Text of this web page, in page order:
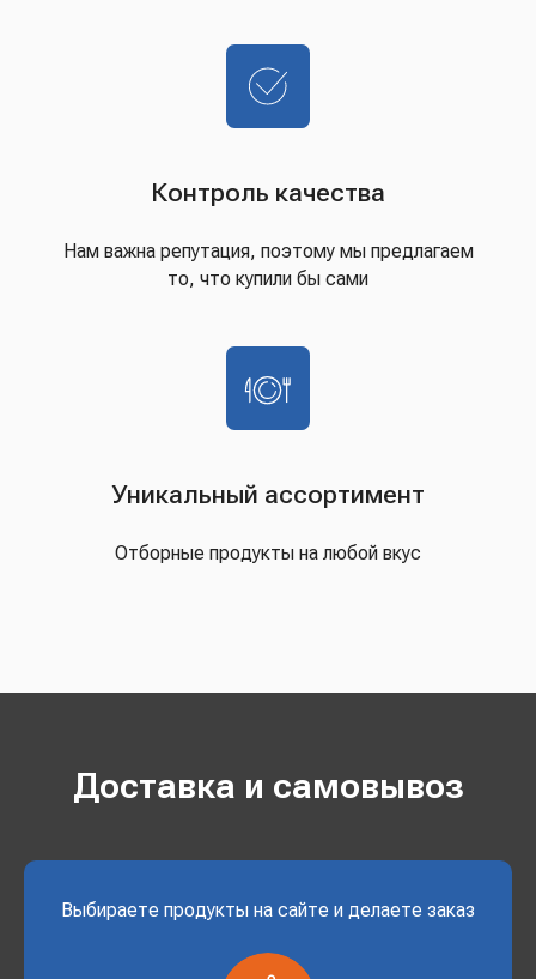
Контроль качества
Нам важна репутация, поэтому мы предлагаем
то, что купили бы сами
Уникальный ассортимент
Отборные продукты на любой вкус
Доставка и самовывоз
Выбираете продукты на сайте и делаете заказ